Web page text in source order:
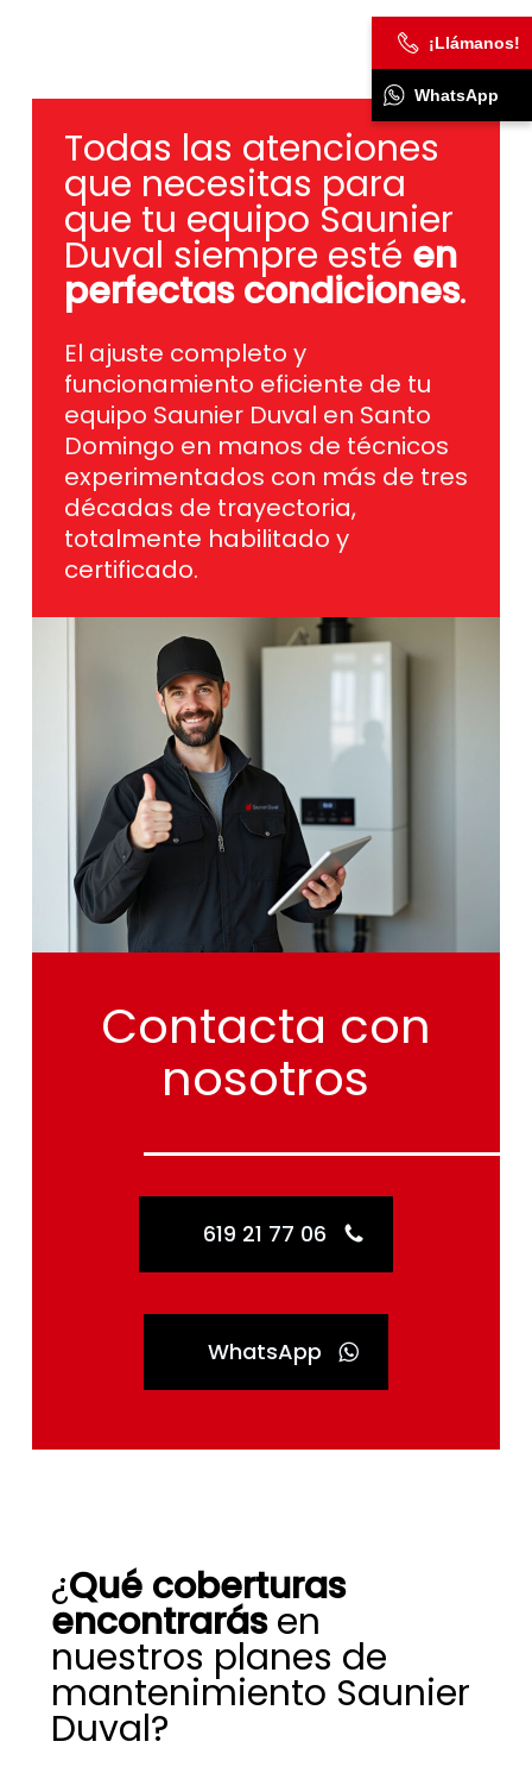
Todas las atenciones
que necesitas para
que tu equipo Saunier
Duval siempre esté en
perfectas condiciones.
El ajuste completo y
funcionamiento eficiente de tu
equipo Saunier Duval en Santo
Domingo en manos de técnicos
experimentados con más de tres
décadas de trayectoria,
totalmente habilitado y
certificado.
Contacta con
nosotros
619 21 77 06
WhatsApp
¿Qué coberturas
encontrarásen
nuestros planes de
mantenimiento Saunier
Duval?
¡Llámanos!
WhatsApp